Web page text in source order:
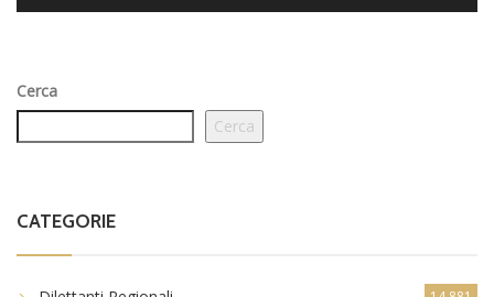
Cerca
Cerca
CATEGORIE